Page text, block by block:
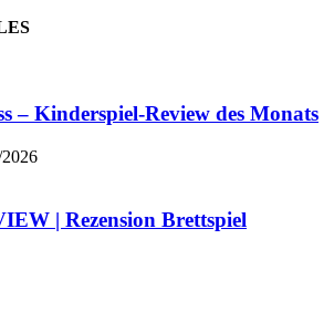
– Kinderspiel-Review des Monats
| Rezension Brettspiel